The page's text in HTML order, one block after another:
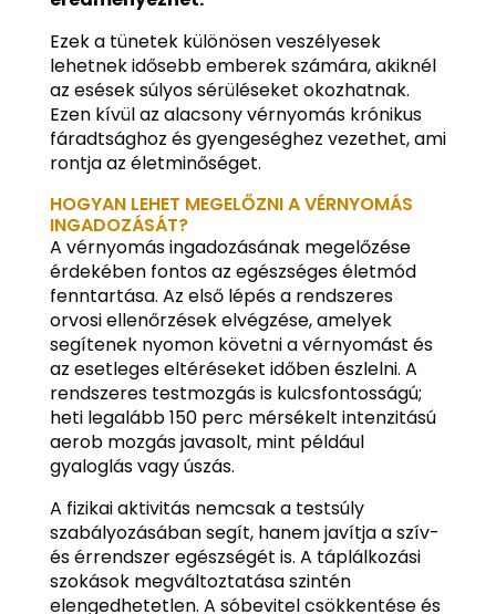
Ezek a tünetek különösen veszélyesek
lehetnek idősebb emberek számára, akiknél
az esések súlyos sérüléseket okozhatnak.
Ezen kívül az alacsony vérnyomás krónikus
fáradtsághoz és gyengeséghez vezethet, ami
rontja az életminőséget.
HOGYAN LEHET MEGELŐZNI A VÉRNYOMÁS
INGADOZÁSÁT?
A vérnyomás ingadozásának megelőzése
érdekében fontos az egészséges életmód
fenntartása. Az első lépés a rendszeres
orvosi ellenőrzések elvégzése, amelyek
segítenek nyomon követni a vérnyomást és
az esetleges eltéréseket időben észlelni. A
rendszeres testmozgás is kulcsfontosságú;
heti legalább 150 perc mérsékelt intenzitású
aerob mozgás javasolt, mint például
gyaloglás vagy úszás.
A fizikai aktivitás nemcsak a testsúly
szabályozásában segít, hanem javítja a szív-
és érrendszer egészségét is. A táplálkozási
szokások megváltoztatása szintén
elengedhetetlen. A sóbevitel csökkentése és